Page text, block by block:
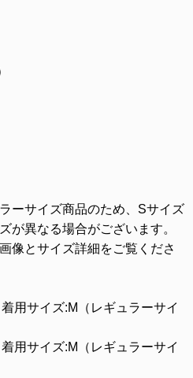
ーサイズ商品のため、Sサイズ
が異なる場合がございます。
像とサイズ詳細をご覧くださ
用サイズ:M（レギュラーサイ
用サイズ:M（レギュラーサイ